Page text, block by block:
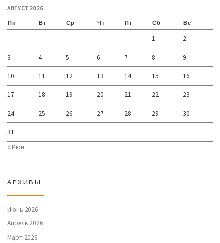
АВГУСТ 2026
Пн Вт Ср Чт Пт Сб Вс
1 2
3 4 5 6 7 8 9
10 11 12 13 14 15 16
17 18 19 20 21 22 23
24 25 26 27 28 29 30
31
« Июн
АРХИВЫ
Июнь 2026
Апрель 2026
Март 2026